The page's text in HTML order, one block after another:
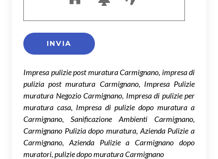
Impresa pulizie post muratura Carmignano, impresa di
pulizia post muratura Carmignano, Impresa Pulizie
muratura Negozio Carmignano, Impresa di pulizie per
muratura casa, Impresa di pulizie dopo muratura a
Carmignano, Sanificazione Ambienti Carmignano,
Carmignano Pulizia dopo muratura, Azienda Pulizie a
Carmignano, Azienda Pulizie a Carmignano dopo
muratori, pulizie dopo muratura Carmignano